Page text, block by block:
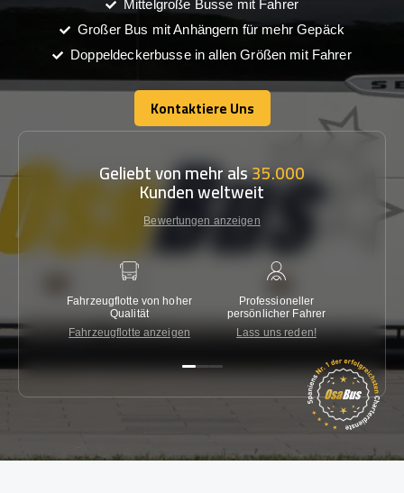
Mittelgroße Busse mit Fahrer
Großer Bus mit Anhängern für mehr Gepäck
Doppeldeckerbusse in allen Größen mit Fahrer
Kontaktiere Uns
Kontaktiere Uns
Geliebt von mehr als35.000
Kunden weltweit
Bewertungen anzeigen
Fahrzeugflotte von hoher
Qualität
Fahrzeugflotte anzeigen
Professioneller
persönlicher Fahrer
Lass uns reden!